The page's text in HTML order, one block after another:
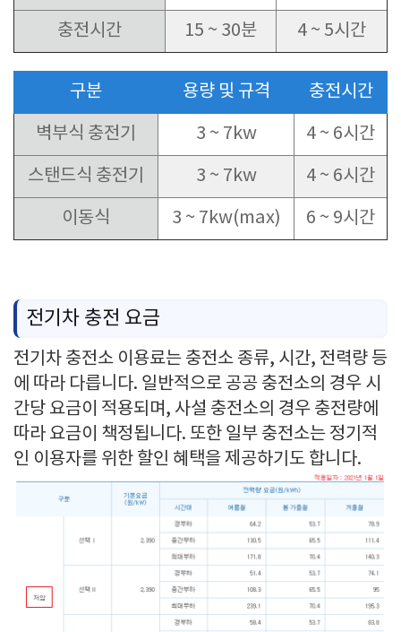
충전시간 15 ~ 30분 4 ~ 5시간
구분 용량 및 규격 충전시간
벽부식 충전기 3 ~ 7kw 4 ~ 6시간
스탠드식 충전기 3 ~ 7kw 4 ~ 6시간
이동식 3 ~ 7kw(max) 6 ~ 9시간
전기차 충전 요금
전기차 충전소 이용료는 충전소 종류, 시간, 전력량 등
에 따라 다릅니다. 일반적으로 공공 충전소의 경우 시
간당 요금이 적용되며, 사설 충전소의 경우 충전량에
따라 요금이 책정됩니다. 또한 일부 충전소는 정기적
인 이용자를 위한 할인 혜택을 제공하기도 합니다.